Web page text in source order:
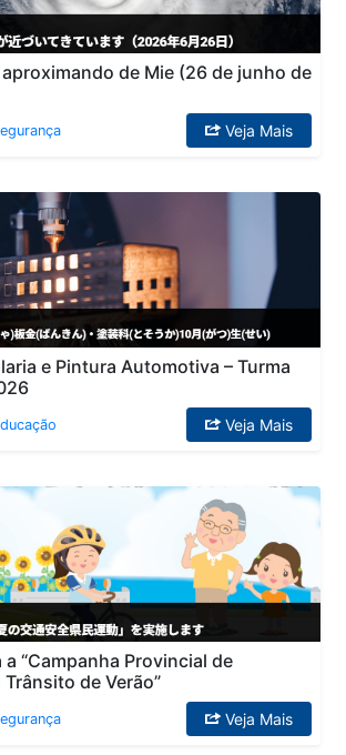
de Mie (26 de junho de
Veja Mais
e Pintura Automotiva – Turma
Veja Mais
a “Campanha Provincial de
de Verão”
Veja Mais